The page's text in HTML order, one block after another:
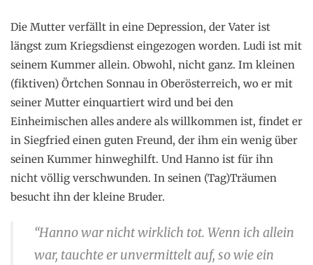
Die Mutter verfällt in eine Depression, der Vater ist
längst zum Kriegsdienst eingezogen worden. Ludi ist mit
seinem Kummer allein. Obwohl, nicht ganz. Im kleinen
(fiktiven) Örtchen Sonnau in Oberösterreich, wo er mit
seiner Mutter einquartiert wird und bei den
Einheimischen alles andere als willkommen ist, findet er
in Siegfried einen guten Freund, der ihm ein wenig über
seinen Kummer hinweghilft. Und Hanno ist für ihn
nicht völlig verschwunden. In seinen (Tag)Träumen
besucht ihn der kleine Bruder.
“Hanno war nicht wirklich tot. Wenn ich allein
war, tauchte er unvermittelt auf, so wie ein